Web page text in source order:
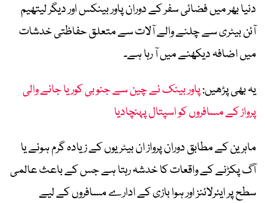
دنیا بھر میں فضائی سفر کے دوران پاور بینکس اور دیگر لیتھیم
آئن بیٹری سے چلنے والے آلات سے متعلق حفاظتی خدشات
میں اضافہ دیکھنے میں آ رہا ہے۔
یہ بھی پڑھیں:پاور بینک نے چین سے جنوبی کوریا جانے والی
پرواز کے مسافروں کو اسپتال پہنچادیا
ماہرین کے مطابق دوران پرواز ان بیٹریوں کے زیادہ گرم ہونے یا
آگ پکڑنے کے واقعات کا خدشہ رہتا ہے جس کے باعث عالمی
سطح پر ایئرلائنز اور ہوا بازی کے ادارے مسافروں کے لیے